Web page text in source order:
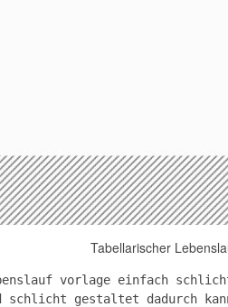
Tabellarischer
vorlage einfach
schlicht gestaltet dadurch